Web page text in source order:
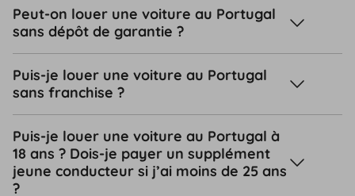
Peut-on louer une voiture au Portugal
sans dépôt de garantie ?
Puis-je louer une voiture au Portugal
sans franchise ?
Puis-je louer une voiture au Portugal à
18 ans ? Dois-je payer un supplément
jeune conducteur si j’ai moins de 25 ans
?